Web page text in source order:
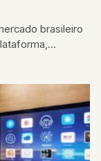
brasileiro